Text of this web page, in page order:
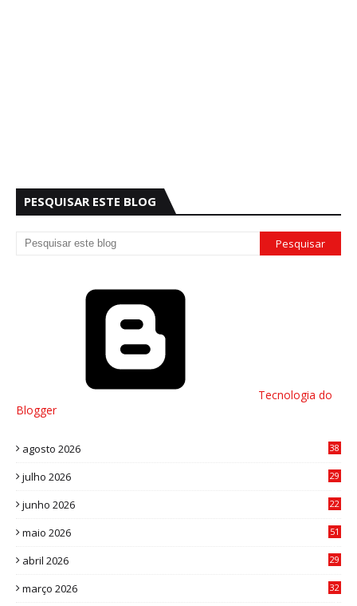
PESQUISAR ESTE BLOG
Tecnologia do
Blogger
agosto 2026 38
julho 2026
29
junho 2026
22
maio 2026
51
abril 2026
29
março 2026
32